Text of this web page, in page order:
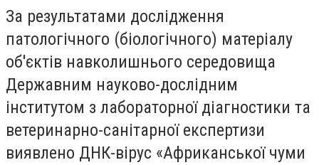
За результатами дослідження
патологічного (біологічного) матеріалу
об'єктів навколишнього середовища
Державним науково-дослідним
інститутом з лабораторної діагностики та
ветеринарно-санітарної експертизи
виявлено ДНК-вірус «Африканської чуми